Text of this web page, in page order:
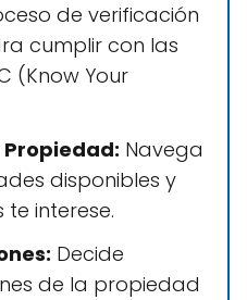
de verificación
cumplir con las
(Know Your
Propiedad: Navega
disponibles y
interese.
Decide
de la propiedad